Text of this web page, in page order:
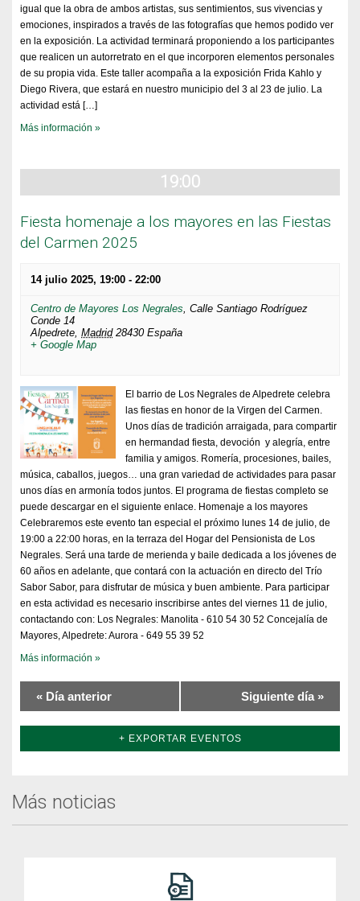
igual que la obra de ambos artistas, sus sentimientos, sus vivencias y
emociones, inspirados a través de las fotografías que hemos podido ver
en la exposición. La actividad terminará proponiendo a los participantes
que realicen un autorretrato en el que incorporen elementos personales
de su propia vida. Este taller acompaña a la exposición Frida Kahlo y
Diego Rivera, que estará en nuestro municipio del 3 al 23 de julio. La
actividad está […]
Más información »
19:00
Fiesta homenaje a los mayores en las Fiestas
del Carmen 2025
14 julio 2025, 19:00 - 22:00
Centro de Mayores Los Negrales, Calle Santiago Rodríguez
Conde 14
Alpedrete, Madrid 28430 España
+ Google Map
El barrio de Los Negrales de Alpedrete celebra
las fiestas en honor de la Virgen del Carmen.
Unos días de tradición arraigada, para compartir
en hermandad fiesta, devoción y alegría, entre
familia y amigos. Romería, procesiones, bailes,
música, caballos, juegos… una gran variedad de actividades para pasar
unos días en armonía todos juntos. El programa de fiestas completo se
puede descargar en el siguiente enlace. Homenaje a los mayores
Celebraremos este evento tan especial el próximo lunes 14 de julio, de
19:00 a 22:00 horas, en la terraza del Hogar del Pensionista de Los
Negrales. Será una tarde de merienda y baile dedicada a los jóvenes de
60 años en adelante, que contará con la actuación en directo del Trío
Sabor Sabor, para disfrutar de música y buen ambiente. Para participar
en esta actividad es necesario inscribirse antes del viernes 11 de julio,
contactando con: Los Negrales: Manolita - 610 54 30 52 Concejalía de
Mayores, Alpedrete: Aurora - 649 55 39 52
Más información »
« Día anterior Siguiente día »
+ EXPORTAR EVENTOS
Más noticias